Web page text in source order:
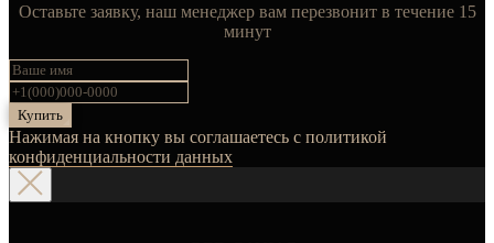
Оставьте заявку, наш менеджер вам перезвонит в течение 15
минут
Купить
Нажимая на кнопку вы соглашаетесь с политикой
конфиденциальности данных